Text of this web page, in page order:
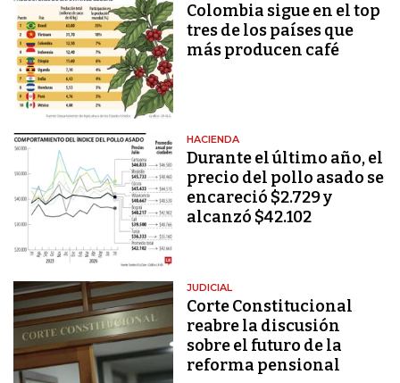
Colombia sigue en el top
tres de los países que
más producen café
HACIENDA
Durante el último año, el
precio del pollo asado se
encareció $2.729 y
alcanzó $42.102
JUDICIAL
Corte Constitucional
reabre la discusión
sobre el futuro de la
reforma pensional